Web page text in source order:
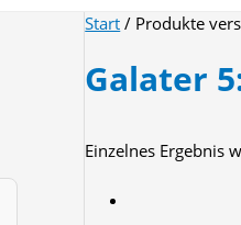
Start / Produkte
Galater
Einzelnes Ergebnis